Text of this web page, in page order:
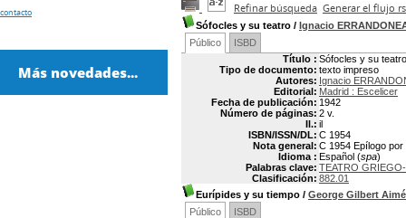
Refinar búsqueda Generar el flujo
Sófocles y su teatro / Ignacio
Público
ISBD
Título : Sófocles y su teatro
Tipo de documento: texto impreso
Autores: Ignacio
Editorial: Madrid : Escelicer
Fecha de publicación: 1942
Número de páginas: 2 v.
Il.: il
ISBN/ISSN/DL: C 1954
Nota general: C 1954 Epílogo
Idioma : Español (spa)
Palabras clave: TEATRO
Clasificación: 882.01
Eurípides y su tiempo / George Gilbert Aimé
Público
ISBD
contacto
Más novedades...